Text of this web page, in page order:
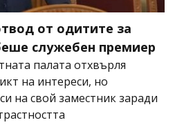
от одитите за
служебен премиер
палата отхвърля
на интереси, но
на свой заместник заради